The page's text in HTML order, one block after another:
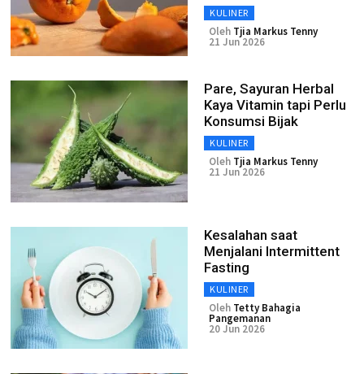
KULINER
Oleh Tjia Markus Tenny
21 Jun 2026
Pare, Sayuran Herbal
Kaya Vitamin tapi Perlu
Konsumsi Bijak
KULINER
Oleh Tjia Markus Tenny
21 Jun 2026
Kesalahan saat
Menjalani Intermittent
Fasting
KULINER
Oleh Tetty Bahagia
Pangemanan
20 Jun 2026